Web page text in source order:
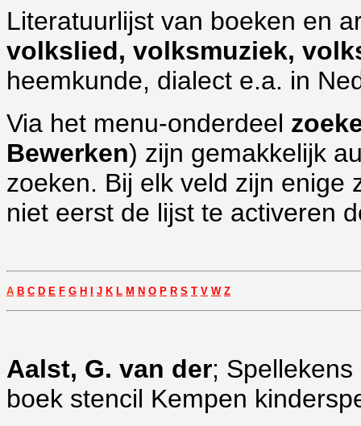
Literatuurlijst van boeken en
volkslied, volksmuziek,
heemkunde, dialect e.a. in
Via het menu-onderdeel
Bewerken) zijn gemakkelijk
zoeken. Bij elk veld zijn enige
niet eerst de lijst te activeren
A B C D E F G H J K L M N O P R S T V W Z
Aalst, G. van der;
boek stencil Kempen